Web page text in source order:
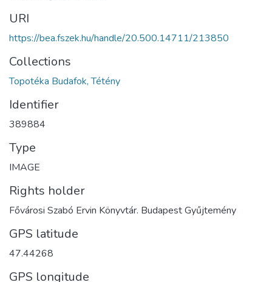
URI
https://bea.fszek.hu/handle/20.500.14711/213850
Collections
Topotéka Budafok, Tétény
Identifier
389884
Type
IMAGE
Rights holder
Fővárosi Szabó Ervin Könyvtár. Budapest Gyűjtemény
GPS latitude
47.44268
GPS longitude